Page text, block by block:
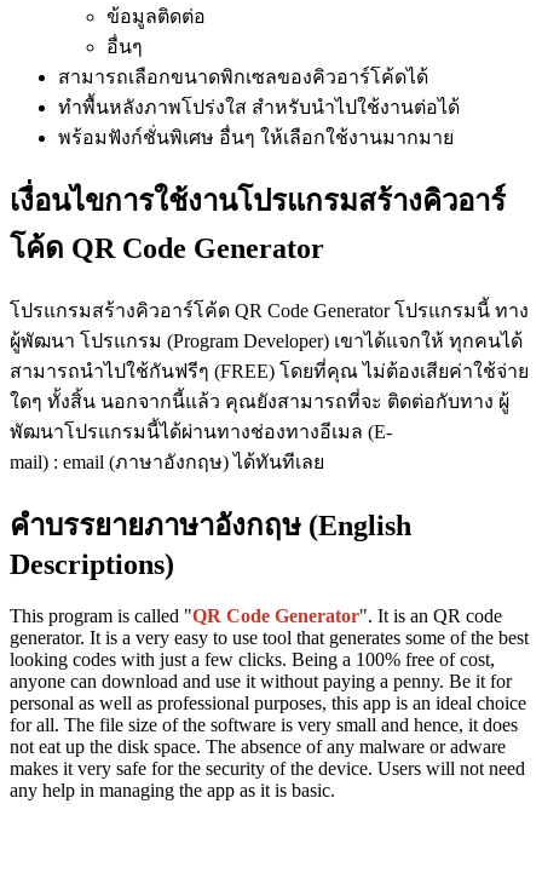
ข้อมูลติดต่อ
อื่นๆ
สามารถเลือกขนาดพิกเซลของคิวอาร์โค้ดได้
ทำพื้นหลังภาพโปร่งใส สำหรับนำไปใช้งานต่อได้
พร้อมฟังก์ชั่นพิเศษ อื่นๆ ให้เลือกใช้งานมากมาย
เงื่อนไขการใช้งานโปรแกรมสร้างคิวอาร์
โค้ด QR Code Generator
โปรแกรมสร้างคิวอาร์โค้ด QR Code Generator โปรแกรมนี้ ทาง
ผู้พัฒนา โปรแกรม (Program Developer) เขาได้แจกให้ ทุกคนได้
สามารถนำไปใช้กันฟรีๆ (FREE) โดยที่คุณ ไม่ต้องเสียค่าใช้จ่าย
ใดๆ ทั้งสิ้น นอกจากนี้แล้ว คุณยังสามารถที่จะ ติดต่อกับทาง ผู้
พัฒนาโปรแกรมนี้ได้ผ่านทางช่องทางอีเมล (E-
mail) : email (ภาษาอังกฤษ) ได้ทันทีเลย
คำบรรยายภาษาอังกฤษ (English
Descriptions)
This program is called "QR Code Generator". It is an QR code
generator. It is a very easy to use tool that generates some of the best
looking codes with just a few clicks. Being a 100% free of cost,
anyone can download and use it without paying a penny. Be it for
personal as well as professional purposes, this app is an ideal choice
for all. The file size of the software is very small and hence, it does
not eat up the disk space. The absence of any malware or adware
makes it very safe for the security of the device. Users will not need
any help in managing the app as it is basic.